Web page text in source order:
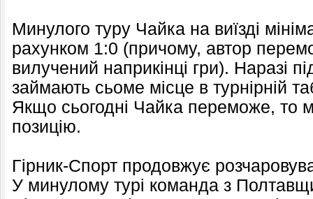
Минулого туру Чайка на виїзді
рахунком 1:0 (причому, автор
вилучений наприкінці гри). Наразі
займають сьоме місце в турнірній
Якщо сьогодні Чайка переможе, то
позицію.
Гірник-Спорт продовжує
У минулому турі команда з